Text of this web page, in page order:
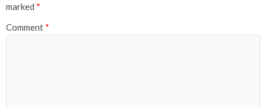
marked *
Comment *